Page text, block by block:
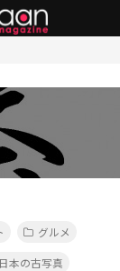
グルメ
日本の古写真